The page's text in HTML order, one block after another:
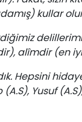
kullar
alîmdir (en
Hepsini
Yusuf